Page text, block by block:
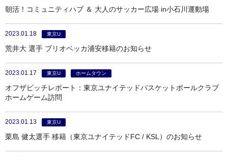
朝活！コミュニティハブ ＆ 大人のサッカー広場 in小石川運動場
2023.01.18 東京U
荒井大 選手 ブリオベッカ浦安移籍のお知らせ
2023.01.17 東京U ホームタウン
オフザピッチレポート：東京ユナイテッドバスケットボールクラブ
ホームゲーム訪問
2023.01.13 東京U
栗島 健太選手 移籍（東京ユナイテッドFC / KSL）のお知らせ